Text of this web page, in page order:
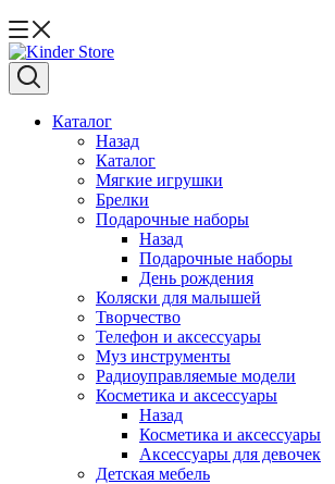
Каталог
Назад
Каталог
Мягкие игрушки
Брелки
Подарочные наборы
Назад
Подарочные наборы
День рождения
Коляски для малышей
Творчество
Телефон и аксессуары
Муз инструменты
Радиоуправляемые модели
Косметика и аксессуары
Назад
Косметика и аксессуары
Аксессуары для девочек
Детская мебель